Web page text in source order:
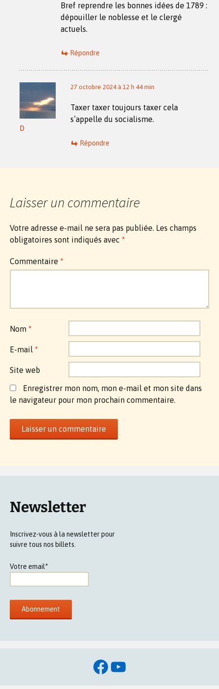
Bref reprendre les bonnes idées de 1789 :
dépouiller le noblesse et le clergé
actuels.
Répondre
D
27 octobre 2024 à 12 h 44 min
Taxer taxer toujours taxer cela
s’appelle du socialisme.
Répondre
Laisser un commentaire
Votre adresse e-mail ne sera pas publiée. Les champs
obligatoires sont indiqués avec *
Commentaire *
Nom *
E-mail *
Site web
Enregistrer mon nom, mon e-mail et mon site dans
le navigateur pour mon prochain commentaire.
Newsletter
Inscrivez-vous à la newsletter pour
suivre tous nos billets.
Votre email*
Facebook
YouTube